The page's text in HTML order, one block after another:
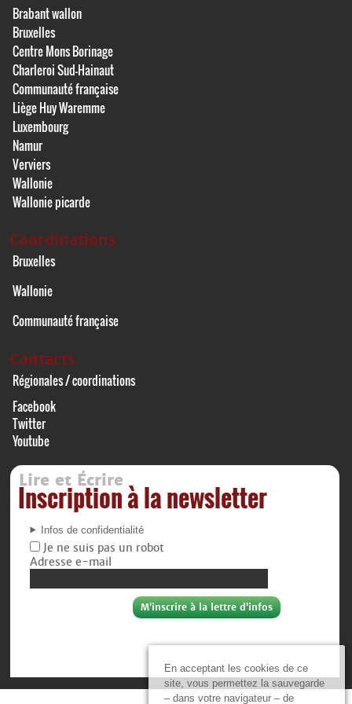
En acceptant les cookies de ce
site, vous permettez la sauvegarde
– dans votre navigateur – de
Brabant wallon
Bruxelles
Centre Mons Borinage
Charleroi Sud-Hainaut
Communauté française
Liège Huy Waremme
Luxembourg
Namur
Verviers
Wallonie
Wallonie picarde
Coordinations
Bruxelles
Wallonie
Communauté française
Contacts
Régionales / coordinations
Facebook
Twitter
Youtube
Lire et Écrire
Inscription à la newsletter
Infos de confidentialité
Je ne suis pas un robot
Adresse e-mail